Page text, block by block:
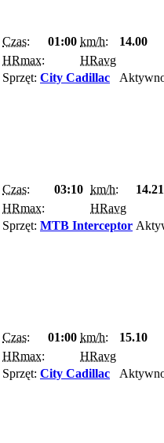
Czas: 01:00 km/h:
14.00
HRmax:
HRavg
Sprzęt: City Cadillac
Czas: 03:10 km/h:
14.21
HRmax:
HRavg
Sprzęt: MTB Interceptor
Czas: 01:00 km/h:
15.10
HRmax:
HRavg
Sprzęt: City Cadillac